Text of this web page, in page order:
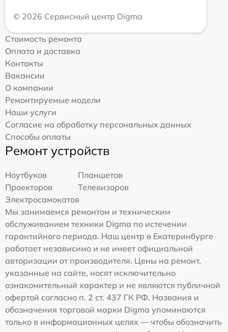
© 2026 Сервисный центр Digma
Стоимость ремонта
Оплата и доставка
Контакты
Вакансии
О компании
Ремонтируемые модели
Наши услуги
Согласие на обработку персональных данных
Способы оплаты
Ремонт устройств
Ноутбуков
Планшетов
Проекторов
Телевизоров
Электросамокатов
Мы занимаемся ремонтом и техническим
обслуживанием техники Digma по истечении
гарантийного периода. Наш центр в Екатеринбурге
работает независимо и не имеет официальной
авторизации от производителя. Цены на ремонт,
указанные на сайте, носят исключительно
ознакомительный характер и не являются публичной
офертой согласно п. 2 ст. 437 ГК РФ. Названия и
обозначения торговой марки Digma упоминаются
только в информационных целях — чтобы обозначить